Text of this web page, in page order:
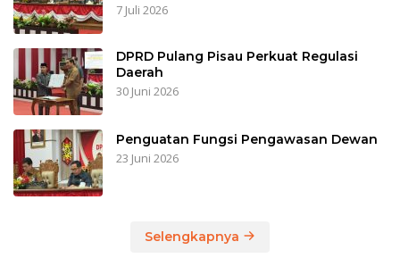
7 Juli 2026
DPRD Pulang Pisau Perkuat Regulasi
Daerah
30 Juni 2026
Penguatan Fungsi Pengawasan Dewan
23 Juni 2026
Selengkapnya